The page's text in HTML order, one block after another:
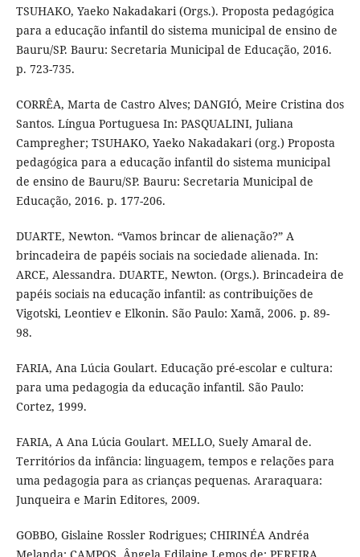
TSUHAKO, Yaeko Nakadakari (Orgs.). Proposta pedagógica
para a educação infantil do sistema municipal de ensino de
Bauru/SP. Bauru: Secretaria Municipal de Educação, 2016.
p. 723-735.
CORRÊA, Marta de Castro Alves; DANGIÓ, Meire Cristina dos
Santos. Língua Portuguesa In: PASQUALINI, Juliana
Campregher; TSUHAKO, Yaeko Nakadakari (org.) Proposta
pedagógica para a educação infantil do sistema municipal
de ensino de Bauru/SP. Bauru: Secretaria Municipal de
Educação, 2016. p. 177-206.
DUARTE, Newton. “Vamos brincar de alienação?” A
brincadeira de papéis sociais na sociedade alienada. In:
ARCE, Alessandra. DUARTE, Newton. (Orgs.). Brincadeira de
papéis sociais na educação infantil: as contribuições de
Vigotski, Leontiev e Elkonin. São Paulo: Xamã, 2006. p. 89-
98.
FARIA, Ana Lúcia Goulart. Educação pré-escolar e cultura:
para uma pedagogia da educação infantil. São Paulo:
Cortez, 1999.
FARIA, A Ana Lúcia Goulart. MELLO, Suely Amaral de.
Territórios da infância: linguagem, tempos e relações para
uma pedagogia para as crianças pequenas. Araraquara:
Junqueira e Marin Editores, 2009.
GOBBO, Gislaine Rossler Rodrigues; CHIRINÉA Andréa